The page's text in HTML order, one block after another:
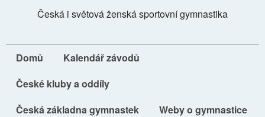
Česká i světová ženská sportovní gymnastika
Domů
Kalendář závodů
České kluby a oddíly
Česká základna gymnastek
Weby o gymnastice